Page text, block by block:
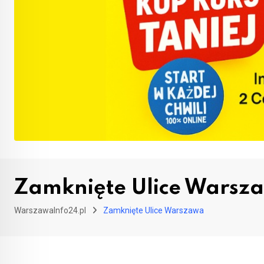
Zamknięte Ulice
WarszawaInfo24.pl Zamknięte Ulice Warszawa